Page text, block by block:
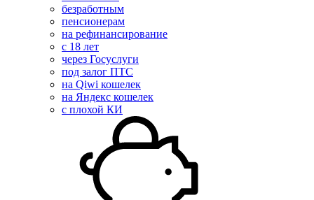
безработным
пенсионерам
на рефинансирование
с 18 лет
через Госуслуги
под залог ПТС
на Qiwi кошелек
на Яндекс кошелек
с плохой КИ